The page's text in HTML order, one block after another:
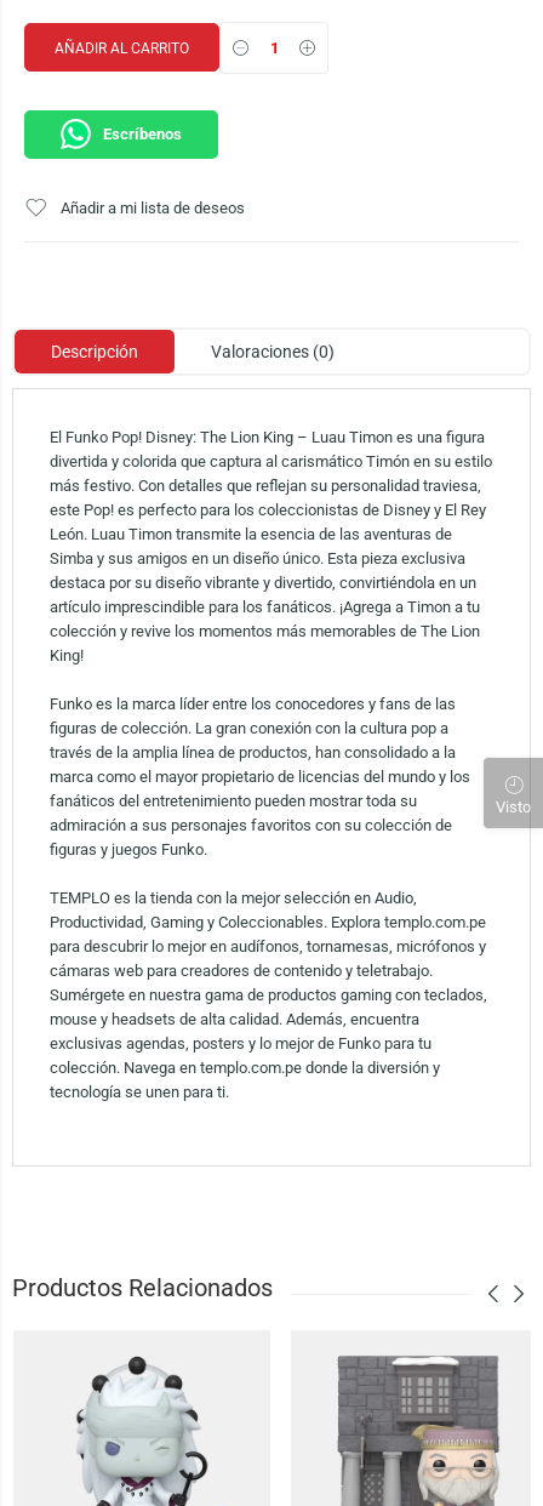
AÑADIR AL CARRITO
Escríbenos
Añadir a mi lista de deseos
Descripción Valoraciones (0)
El Funko Pop! Disney: The Lion King – Luau Timon es una figura
divertida y colorida que captura al carismático Timón en su estilo
más festivo. Con detalles que reflejan su personalidad traviesa,
este Pop! es perfecto para los coleccionistas de Disney y El Rey
León. Luau Timon transmite la esencia de las aventuras de
Simba y sus amigos en un diseño único. Esta pieza exclusiva
destaca por su diseño vibrante y divertido, convirtiéndola en un
artículo imprescindible para los fanáticos. ¡Agrega a Timon a tu
colección y revive los momentos más memorables de The Lion
King!
Funko es la marca líder entre los conocedores y fans de las
figuras de colección. La gran conexión con la cultura pop a
través de la amplia línea de productos, han consolidado a la
marca como el mayor propietario de licencias del mundo y los
fanáticos del entretenimiento pueden mostrar toda su
admiración a sus personajes favoritos con su colección de
figuras y juegos Funko.
TEMPLO es la tienda con la mejor selección en Audio,
Productividad, Gaming y Coleccionables. Explora templo.com.pe
para descubrir lo mejor en audífonos, tornamesas, micrófonos y
cámaras web para creadores de contenido y teletrabajo.
Sumérgete en nuestra gama de productos gaming con teclados,
mouse y headsets de alta calidad. Además, encuentra
exclusivas agendas, posters y lo mejor de Funko para tu
colección. Navega en templo.com.pe donde la diversión y
tecnología se unen para ti.
Productos Relacionados
Visto